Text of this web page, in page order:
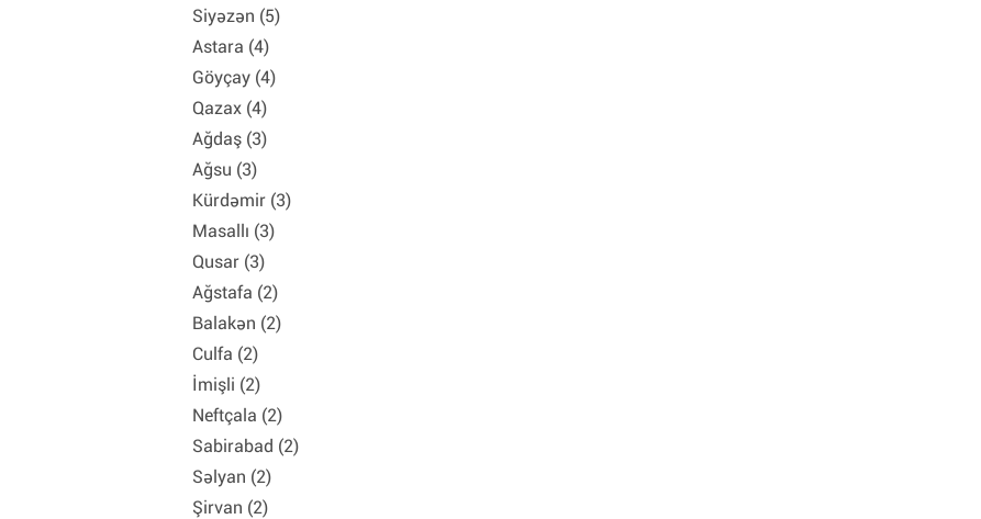
Siyəzən (5)
Astara (4)
Göyçay (4)
Qazax (4)
Ağdaş (3)
Ağsu (3)
Kürdəmir (3)
Masallı (3)
Qusar (3)
Ağstafa (2)
Balakən (2)
Culfa (2)
İmişli (2)
Neftçala (2)
Sabirabad (2)
Səlyan (2)
Şirvan (2)